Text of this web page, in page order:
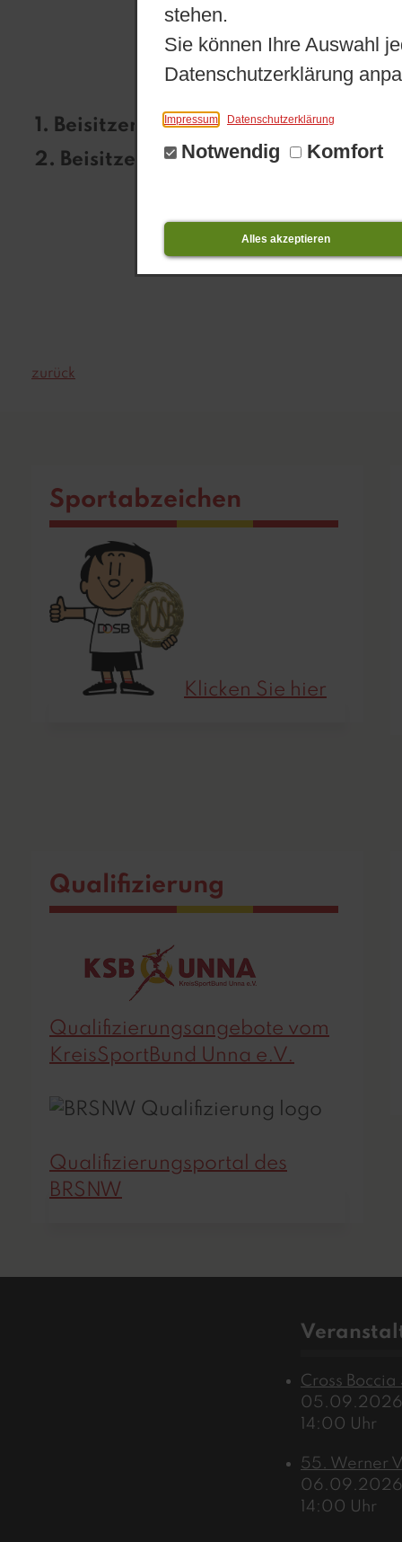
stehen.
Sie können Ihre Auswahl
Datenschutzerklärung
Impressum Datenschutzerklärung
Notwendig Komfort
Alles akzeptieren
1. Beisitzerin
Marion Stegeman
2. Beisitzerin
Beate Schmidt
zurück
Sportabzeichen
Klicken Sie hier
Qualifizierung
Qualifizierungsangebote vom
KreisSportBund Unna e.V.
Qualifizierungsportal des
BRSNW
Cross
14:00 Uhr
55. Werner
14:00 Uhr